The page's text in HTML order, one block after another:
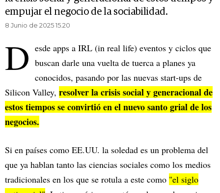
empujar el negocio de la sociabilidad.
8 Junio de 2025 15.20
D esde apps a IRL (in real life) eventos y ciclos que
buscan darle una vuelta de tuerca a planes ya
conocidos, pasando por las nuevas start-ups de
Silicon Valley, resolver la crisis social y generacional de
estos tiempos se convirtió en el nuevo santo grial de los
negocios.
Si en países como EE.UU. la soledad es un problema del
que ya hablan tanto las ciencias sociales como los medios
tradicionales en los que se rotula a este como "el siglo